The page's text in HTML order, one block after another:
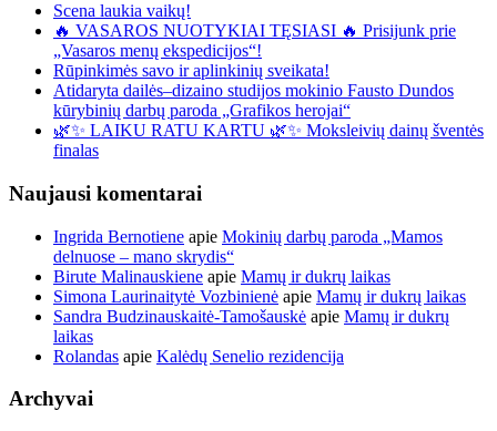
Scena laukia vaikų!
🔥 VASAROS NUOTYKIAI TĘSIASI 🔥 Prisijunk prie
„Vasaros menų ekspedicijos“!
Rūpinkimės savo ir aplinkinių sveikata!
Atidaryta dailės–dizaino studijos mokinio Fausto Dundos
kūrybinių darbų paroda „Grafikos herojai“
🌿✨ LAIKU RATU KARTU 🌿✨ Moksleivių dainų šventės
finalas
Naujausi komentarai
Ingrida Bernotiene apie Mokinių darbų paroda „Mamos
delnuose – mano skrydis“
Birute Malinauskiene apie Mamų ir dukrų laikas
Simona Laurinaitytė Vozbinienė apie Mamų ir dukrų laikas
Sandra Budzinauskaitė-Tamošauskė apie Mamų ir dukrų
laikas
Rolandas apie Kalėdų Senelio rezidencija
Archyvai